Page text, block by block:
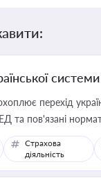
перехід
та пов'язані
Страхова
діяльність